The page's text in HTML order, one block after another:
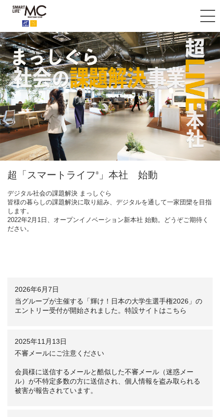
デジタルデバイドを攻略せよ！
大学生のリアルミッション、始動。
"スマートライフ®"実現のため、活動資金を懸けた戦略的チャレンジが
ここに。
参加表明から決勝戦まで――若者の力が、社会を変える原動力となるこ
とを目指して。
超「スマートライフ ® 」本社 始動
デジタル社会の課題解決 まっしぐら
皆様の暮らしの課題解決に取り組み、デジタルを通して一家団欒を目指
します。
2022年2月1日、オープンイノベーション新本社 始動。どうぞご期待く
ださい。
デジタルデバイドを攻略せよ！
"スマートライフ®"実現のため、活動資金を懸けた戦略的チャレンジが
ここに。
参加表明から決勝戦まで――若者の力が、社会を変える原動力となるこ
とを目指して。
公式HPはこちら
“うきうき” “わくわく”
「スマートライフ
」 な未来を共に創る
2022年春、会員ご家族皆様に“うきうき” “わくわく” な未来を創る新構想
がいよいよ始動。 見て、触れて、体験できる会員専用施設「横濱Key
Station」が横浜・みなとみらいに登場します。楽しいイベントも企画
中です。どうぞご期待ください。
2026年6月7日
当グループが主催する「輝け！日本の大学生選手権2026」の
エントリー受付が開始されました。特設サイトはこちら
2025年11月13日
不審メールにご注意ください
会員様に送信するメールと酷似した不審メール（迷惑メー
ル）が不特定多数の方に送信され、個人情報を盗み取られる
被害が報告されています。